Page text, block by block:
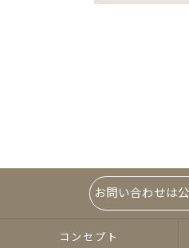
お問い合わせは
コンセプト